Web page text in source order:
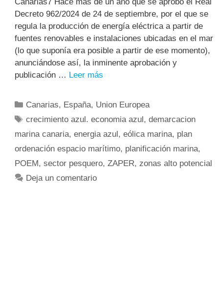
Decreto 962/2024 de 24 de septiembre, por el que se
regula la producción de energía eléctrica a partir de
fuentes renovables e instalaciones ubicadas en el mar
(lo que suponía era posible a partir de ese momento),
anunciándose así, la inminente aprobación y
publicación … Leer más
Canarias, España, Union Europea
crecimiento azul. economia azul,demarcacion
marina canaria, energia azul, eólica marina, plan
ordenación espacio marítimo, planificación marina,
POEM, sector pesquero, ZAPER, zonas alto potencial
Deja un comentario